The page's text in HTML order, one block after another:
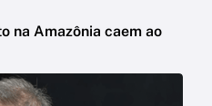
na Amazônia caem ao